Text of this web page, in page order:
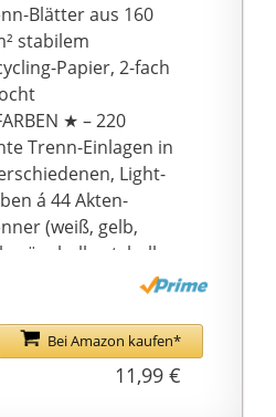
diverser
und
mit
Aufwand,
Einlege-Karten
Verwendung für
★ –
Register für
für Schule
Büro, Zwischen-
auch geeignet für
Trenn-
Blätter aus 160
stabilem
Papier, 2-fach
★ – 220
Trenn-Einlagen in
Light-
á 44 Akten-
(weiß, gelb,
grün, hell-rot, hell-
FORMAT ★ –
Bei Amazon kaufen*
11,99 €